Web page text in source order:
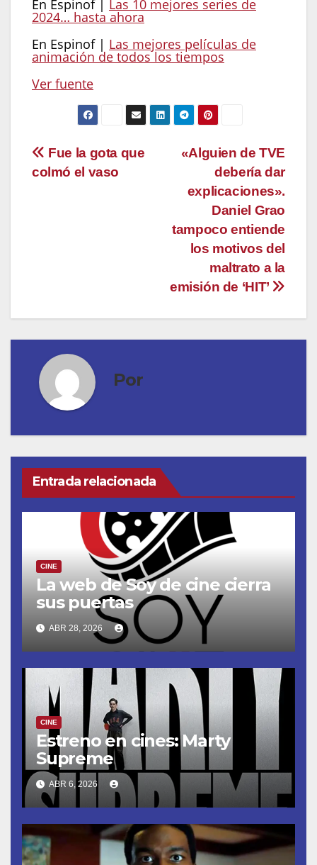
En Espinof | Las 10 mejores series de
2024… hasta ahora
En Espinof | Las mejores películas de
animación de todos los tiempos
Ver fuente
Navegación
«Alguien de TVE
debería dar
explicaciones».
Daniel Grao
tampoco entiende
los motivos del
maltrato a la
emisión de ‘HIT’
Fue la gota que
colmó el vaso
Por
Entrada relacionada
CINE
La web de Soy de cine cierra
sus puertas
ABR 28, 2026
CINE
Estreno en cines: Marty
Supreme
ABR 6, 2026